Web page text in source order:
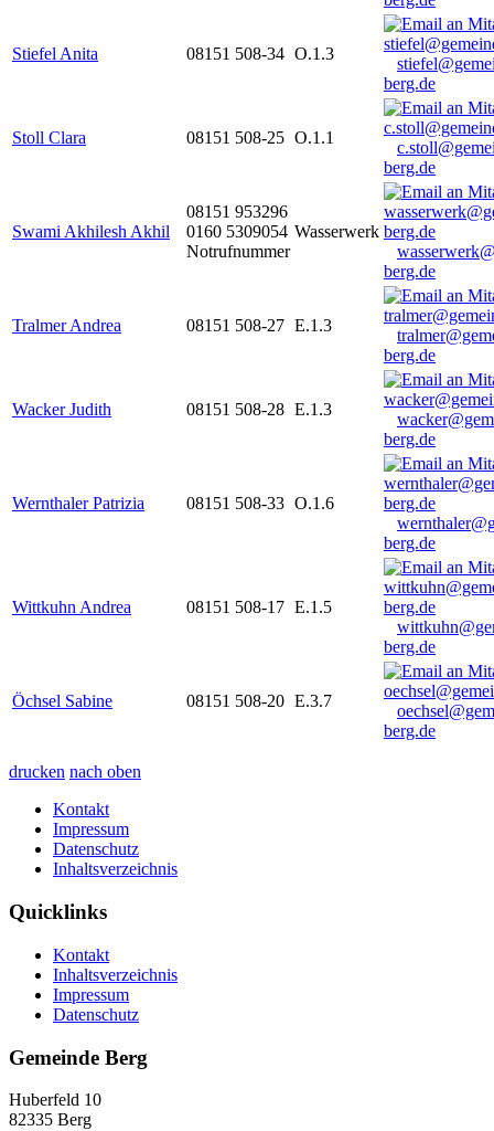
Stiefel Anita 08151 508-34 O.1.3
berg.de
Stoll Clara 08151 508-25 O.1.1
berg.de
Swami Akhilesh Akhil
08151 953296
0160 5309054
Notrufnummer
Wasserwerk
berg.de
Tralmer Andrea 08151 508-27 E.1.3
berg.de
Wacker Judith 08151 508-28 E.1.3
berg.de
Wernthaler Patrizia 08151 508-33 O.1.6
berg.de
Wittkuhn Andrea 08151 508-17 E.1.5
berg.de
Öchsel Sabine 08151 508-20 E.3.7
berg.de
drucken nach oben
Kontakt
Impressum
Datenschutz
Inhaltsverzeichnis
Quicklinks
Kontakt
Inhaltsverzeichnis
Impressum
Datenschutz
Gemeinde Berg
Huberfeld 10
82335 Berg